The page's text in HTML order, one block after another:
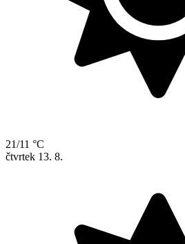
21/11 °C
čtvrtek 13. 8.